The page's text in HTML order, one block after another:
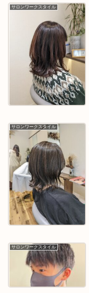
サロンワークスタイル
サロンワークスタイル
サロンワークスタイル